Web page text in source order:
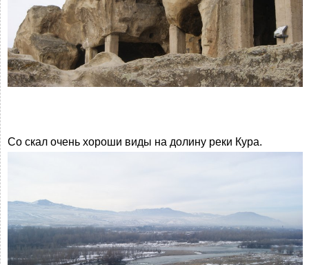
Со скал очень хороши виды на долину реки Кура.